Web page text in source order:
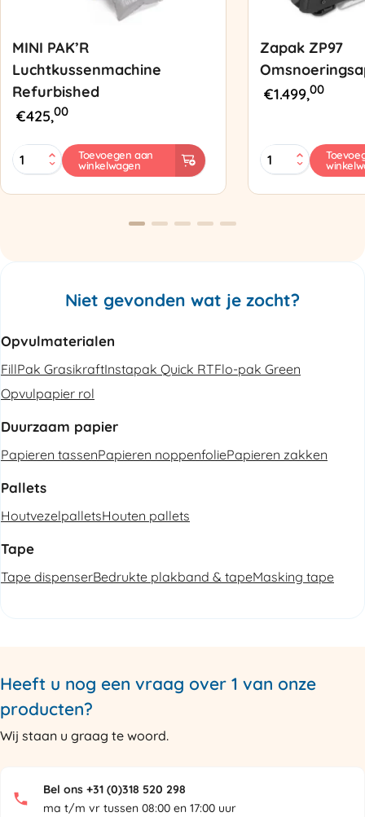
MINI PAK’R
Luchtkussenmachine
Refurbished
€425,00
MINI
PAK'R
Refurbished
Toevoegen aan
winkelwagen
Zapak ZP97
€1.499,00
Zapak
ZP97
aantal
Niet gevonden wat je zocht?
Opvulmaterialen
FillPak GrasikraftInstapak Quick RTFlo-pak Green
Opvulpapier rol
Duurzaam papier
Papieren tassenPapieren noppenfoliePapieren zakken
Pallets
HoutvezelpalletsHouten pallets
Tape
Tape dispenserBedrukte plakband & tapeMasking tape
Heeft u nog een vraag over 1 van onze
producten?
Wij staan u graag te woord.
Bel ons +31 (0)318 520 298
ma t/m vr tussen 08:00 en 17:00 uur